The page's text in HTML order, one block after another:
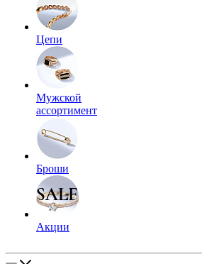
Цепи
Мужской
ассортимент
Броши
Акции